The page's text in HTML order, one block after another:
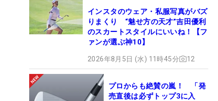
インスタのウェア・私服写真がバズ
りまくり “魅せ方の天才”吉田優利
のスカートスタイルにいいね！【フ
ァンが選ぶ神10】
2026年8月5日 (水) 11時45分 12
プロからも絶賛の嵐！ 「発
売直後は必ずトップ3に入